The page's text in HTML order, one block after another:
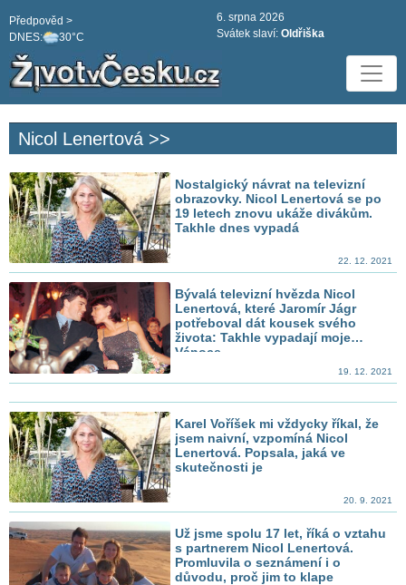
DNES: 30°C
Předpověd >
6. srpna 2026
Svátek slaví: Oldřiška
Nicol Lenertová >>
Nostalgický návrat na televizní
obrazovky. Nicol Lenertová se po
19 letech znovu ukáže divákům.
Takhle dnes vypadá
22. 12. 2021
Bývalá televizní hvězda Nicol
Lenertová, které Jaromír Jágr
potřeboval dát kousek svého
života: Takhle vypadají moje
Vánoce
19. 12. 2021
Karel Voříšek mi vždycky říkal, že
jsem naivní, vzpomíná Nicol
Lenertová. Popsala, jaká ve
skutečnosti je
20. 9. 2021
Už jsme spolu 17 let, říká o vztahu
s partnerem Nicol Lenertová.
Promluvila o seznámení i o
důvodu, proč jim to klape